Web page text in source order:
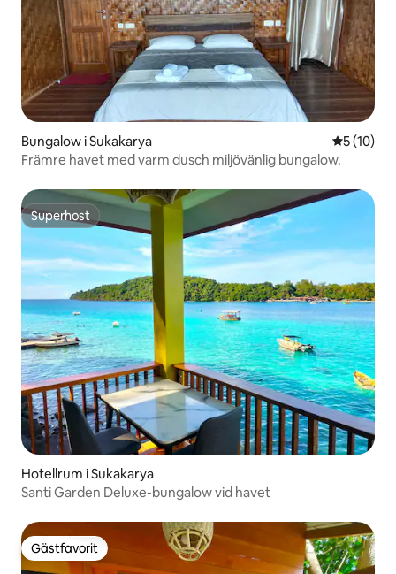
Bungalow i Sukakarya 5 av 5 i
5 (10)
Främre havet med varm dusch miljövänlig bungalow.
Superhost
Superhost
Hotellrum i Sukakarya
Santi Garden Deluxe-bungalow vid havet
Gästfavorit
Gästfavorit